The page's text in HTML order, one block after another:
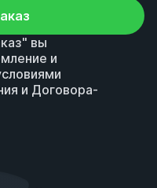
вы
и
и Договора-